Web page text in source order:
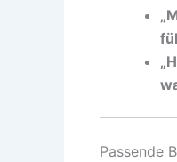
Passende